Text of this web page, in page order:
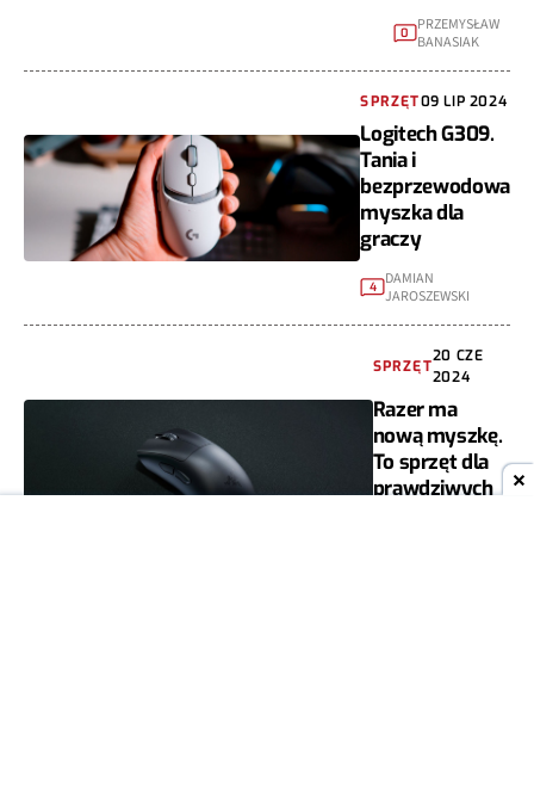
0 PRZEMYSŁAW
BANASIAK
SPRZĘT09 LIP 2024
Logitech G309.
Tania i
bezprzewodowa
myszka dla
graczy
4 DAMIAN
JAROSZEWSKI
SPRZĘT
20 CZE
2024
Razer ma
nową myszkę.
To sprzęt dla
prawdziwych